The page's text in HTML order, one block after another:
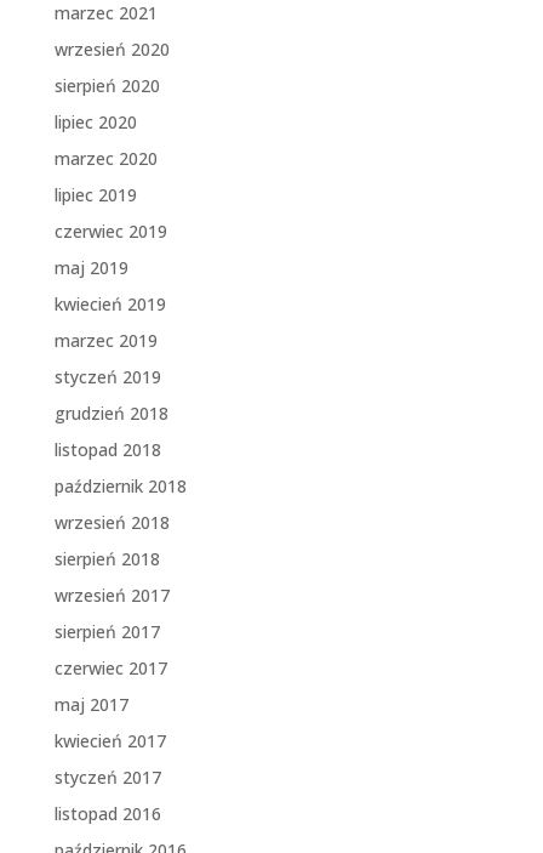
marzec 2021
wrzesień 2020
sierpień 2020
lipiec 2020
marzec 2020
lipiec 2019
czerwiec 2019
maj 2019
kwiecień 2019
marzec 2019
styczeń 2019
grudzień 2018
listopad 2018
październik 2018
wrzesień 2018
sierpień 2018
wrzesień 2017
sierpień 2017
czerwiec 2017
maj 2017
kwiecień 2017
styczeń 2017
listopad 2016